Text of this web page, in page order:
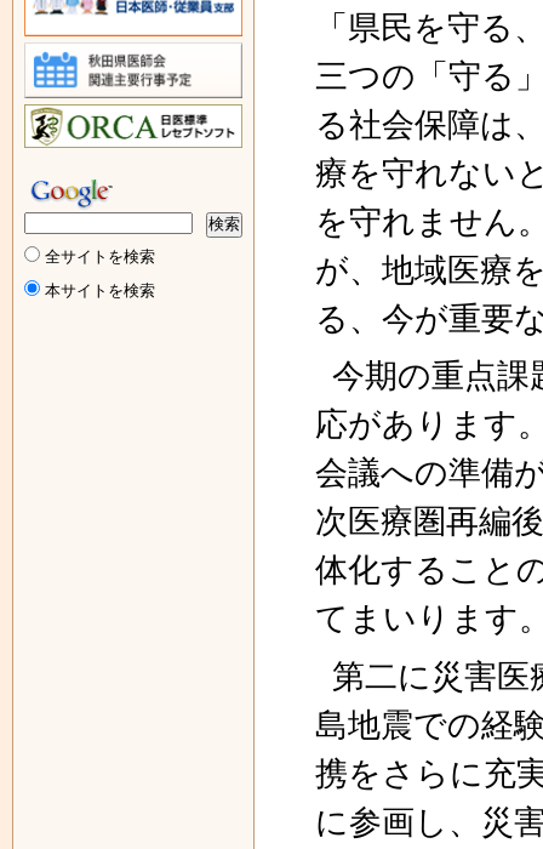
「県民を守
三つの「守る
る社会保障は
療を守れない
を守れません
が、地域医療
る、今が重要
今期の重点課
応があります
会議への準備
次医療圏再編
体化すること
てまいります
第二に災害医
島地震での経
携をさらに充
に参画し、災
全サイトを検索
本サイトを検索